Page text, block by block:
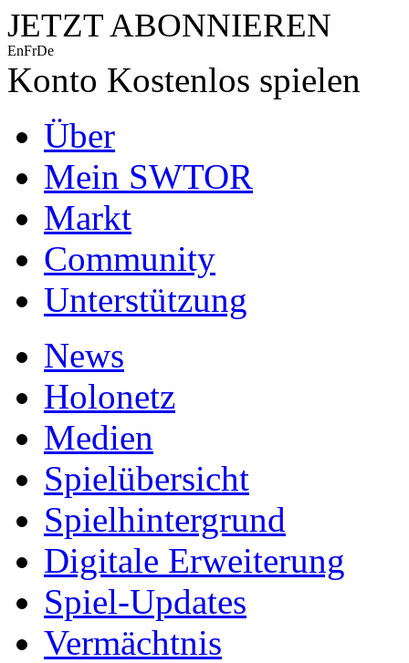
JETZT ABONNIEREN
EnFrDe
Konto Kostenlos spielen
Über
Mein SWTOR
Markt
Community
Unterstützung
News
Holonetz
Medien
Spielübersicht
Spielhintergrund
Digitale Erweiterung
Spiel-Updates
Vermächtnis